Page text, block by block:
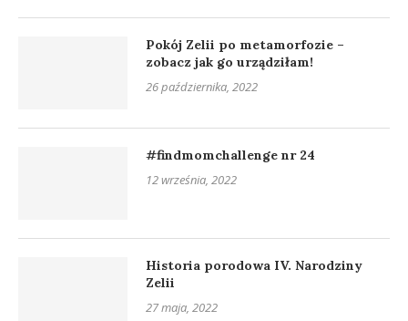
Pokój Zelii po metamorfozie –
zobacz jak go urządziłam!
26 października, 2022
#findmomchallenge nr 24
12 września, 2022
Historia porodowa IV. Narodziny
Zelii
27 maja, 2022